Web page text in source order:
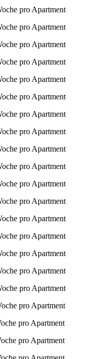
pro Apartment
pro Apartment
pro Apartment
pro Apartment
pro Apartment
pro Apartment
pro Apartment
pro Apartment
pro Apartment
pro Apartment
pro Apartment
pro Apartment
pro Apartment
pro Apartment
pro Apartment
pro Apartment
pro Apartment
pro Apartment
pro Apartment
pro Apartment